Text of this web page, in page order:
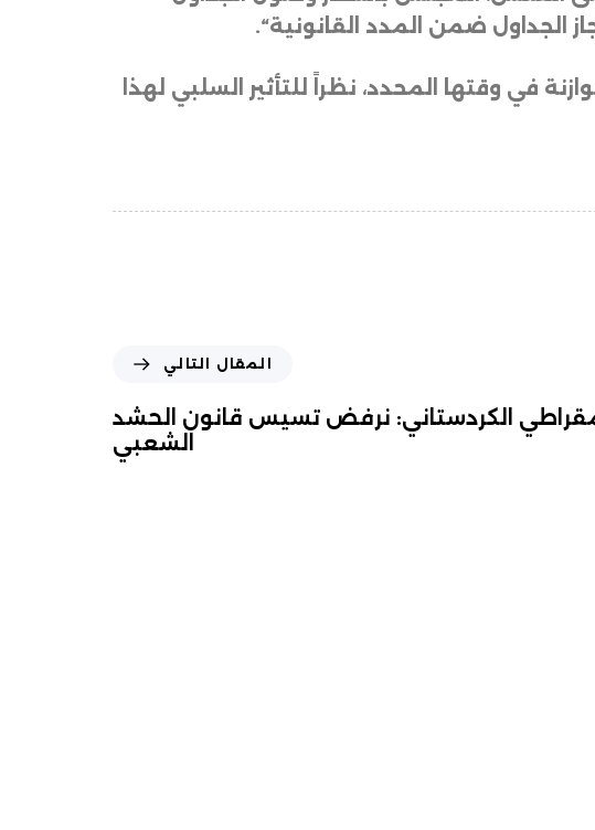
الجداول ضمن المدد القانونية“.
في وقتها المحدد، نظراً للتأثير السلبي لهذا
المقال التالي
الكردستاني: نرفض تسيس قانون الحشد
الشعبي